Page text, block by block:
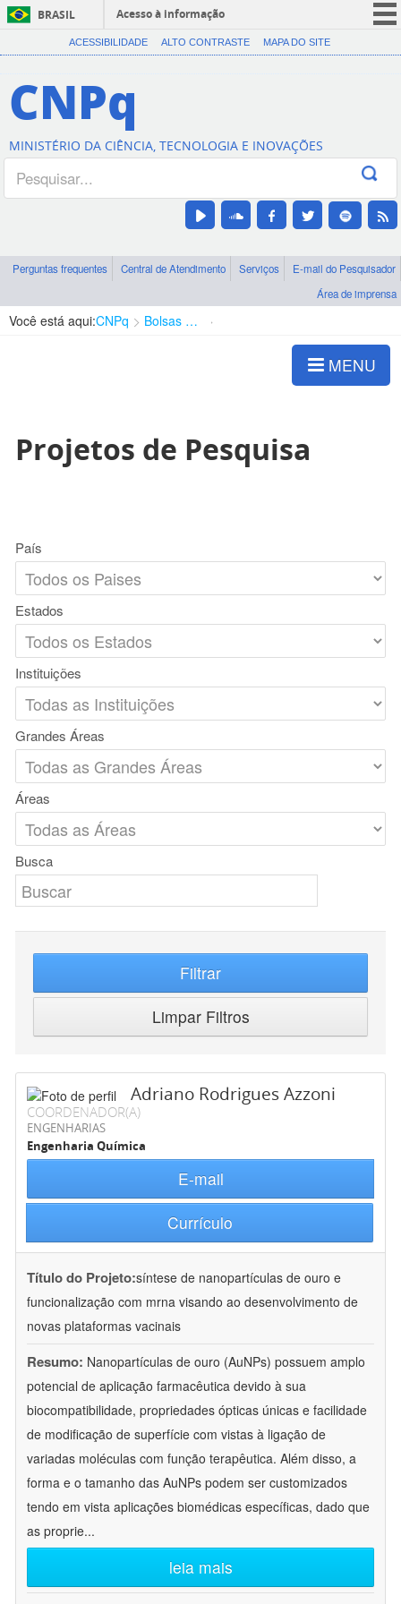
BRASIL
Acesso à informação
CORONAVÍRUS (COVID-19)
Canais
ACESSIBILIDADE ALTO CONTRASTE MAPA DO SITE
CNPq
MINISTÉRIO DA CIÊNCIA, TECNOLOGIA E INOVAÇÕES
Perguntas frequentes Central de Atendimento Serviços
E-mail do Pesquisador
Área de imprensa
Você está aqui:CNPq Bolsas e Auxílios Vigentes
MENU
Projetos de Pesquisa
País
Estados
Instituições
Grandes Áreas
Áreas
Busca
Filtrar
Limpar Filtros
Adriano Rodrigues Azzoni
COORDENADOR(A)
ENGENHARIAS
Engenharia Química
E-mail
Currículo
Título do Projeto:síntese de nanopartículas de ouro e
funcionalização com mrna visando ao desenvolvimento de
novas plataformas vacinais
Resumo: Nanopartículas de ouro (AuNPs) possuem amplo
potencial de aplicação farmacêutica devido à sua
biocompatibilidade, propriedades ópticas únicas e facilidade
de modificação de superfície com vistas à ligação de
variadas moléculas com função terapêutica. Além disso, a
forma e o tamanho das AuNPs podem ser customizados
tendo em vista aplicações biomédicas específicas, dado que
as proprie...
leia mais